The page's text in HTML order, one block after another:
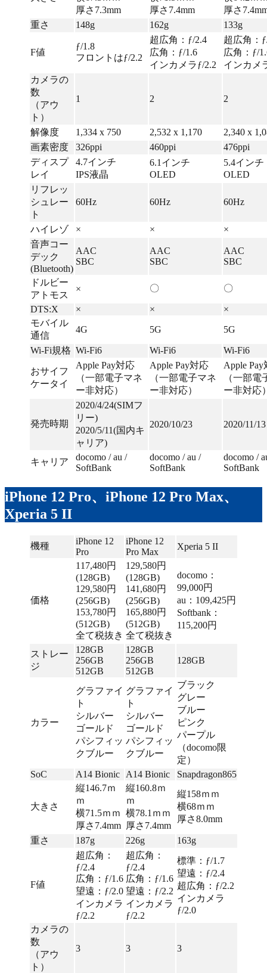
厚さ7.3mm
厚さ7.4mm
厚さ
重さ
148g 162g 133g
F値
ƒ/1.8
フロントはƒ/2.2
超広角：ƒ/2.4
広角：ƒ/1.6
インカメラƒ/2.2
超広角：
広角：ƒ/
インカメ
カメラの
数
（アウ
ト）
1 2 2
解像度 1,334 x 750 2,532 x 1,170
2,340 x
画素密度
326ppi 460ppi
476ppi
ディスプ
レイ
4.7インチ
IPS液晶
6.1インチ
OLED
5.4インチ
OLED
リフレッ
シュレー
ト
60Hz 60Hz 60Hz
ハイレゾ × ×
×
音声コー
デック
(Bluetooth)
AAC
SBC
AAC
SBC
AAC
SBC
ドルビー
アトモス
× 〇 〇
DTS:X × ×
×
モバイル
通信
4G 5G 5G
Wi-Fi規格 Wi-Fi6 Wi-Fi6 Wi-Fi6
おサイフ
ケータイ
Apple Pay対応
（一部電子マネ
ー非対応）
Apple Pay対応
（一部電子マネ
ー非対応）
Apple Pay
（一部電
ー非対応
発売時期
2020/4/24(SIMフ
リー)
2020/5/11(国内キ
ャリア)
2020/10/23 2020/11/13
キャリア
docomo / au /
SoftBank
docomo / au /
SoftBank
docomo /
SoftBank
iPhone 12 Pro、iPhone 12 Pro Max、
Xperia 5 II
機種
iPhone 12
Pro
iPhone 12
Pro Max
Xperia 5 II
価格
117,480円
(128GB)
129,580円
(256GB)
153,780円
(512GB)
全て税抜き
129,580円
(128GB)
141,680円
(256GB)
165,880円
(512GB)
全て税抜き
docomo：
99,000円
au：109,425円
Softbank：
115,200円
ストレー
ジ
128GB
256GB
512GB
128GB
256GB
512GB
128GB
カラー
グラファイ
ト
シルバー
ゴールド
パシフィッ
クブルー
グラファイ
ト
シルバー
ゴールド
パシフィッ
クブルー
ブラック
グレー
ブルー
ピンク
パープル
（docomo限
定）
SoC
A14 Bionic A14 Bionic Snapdragon865
大きさ
縦146.7ｍ
ｍ
横71.5ｍｍ
厚さ7.4mm
縦160.8ｍ
ｍ
横78.1ｍｍ
厚さ7.4mm
縦158ｍｍ
横68ｍｍ
厚さ8.0mm
重さ 187g 226g 163g
F値
超広角：
ƒ/2.4
広角：ƒ/1.6
望遠：ƒ/2.0
インカメラ
ƒ/2.2
超広角：
ƒ/2.4
広角：ƒ/1.6
望遠：ƒ/2.2
インカメラ
ƒ/2.2
標準：ƒ/1.7
望遠：ƒ/2.4
超広角：ƒ/2.2
インカメラ
ƒ/2.0
カメラの
数
（アウ
ト）
3 3 3